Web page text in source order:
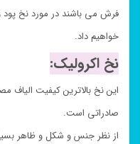
فرش می باشند در مورد نخ پود
خواهیم داد.
نخ اکرولیک:
این نخ بالاترین کیفیت الیاف
صادراتی است.
از نظر جنس و شکل و ظاهر